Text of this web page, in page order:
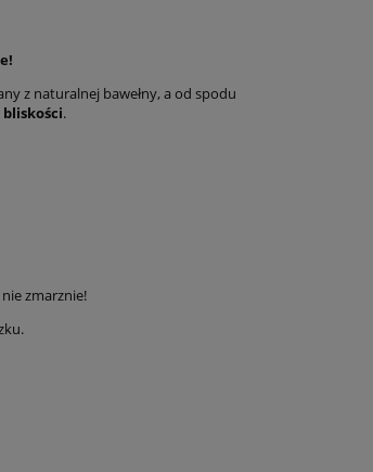
z naturalnej bawełny, a od spodu
.
zmarznie!